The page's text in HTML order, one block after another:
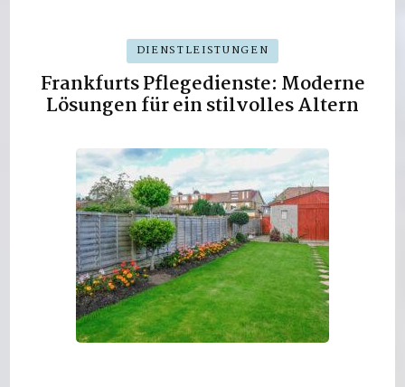
DIENSTLEISTUNGEN
Frankfurts Pflegedienste: Moderne
Lösungen für ein stilvolles Altern